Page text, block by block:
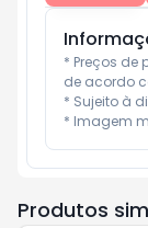
* Preços de
de acordo
* Sujeito à
* Imagem
Produtos